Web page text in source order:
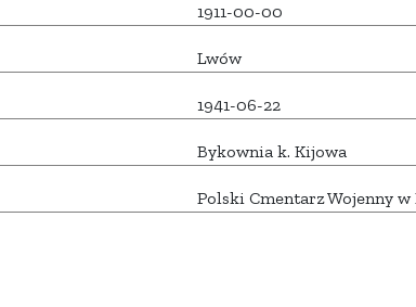
1911-00-00
Lwów
1941-06-22
Bykownia k. Kijowa
Polski Cmentarz Wojenny